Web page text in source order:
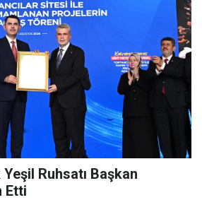
Ruhsatı Başkan
Etti